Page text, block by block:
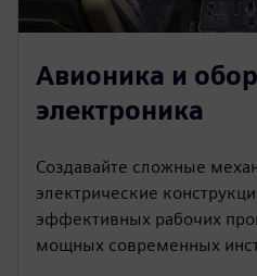
Авионика и
электроника
Создавайте сложные
электрические
эффективных рабочих
мощных современных